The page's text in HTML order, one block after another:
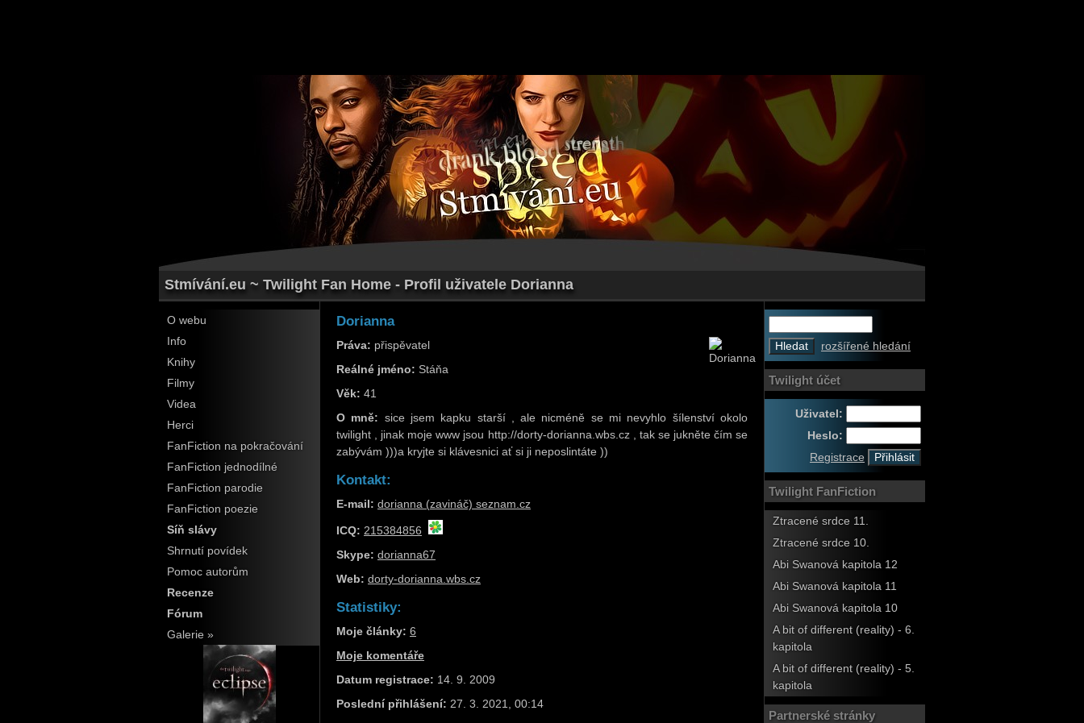
Stmívání.eu ~ Twilight Fan Home - Profil uživatele Dorianna
O webu
Info
Knihy
Filmy
Videa
Herci
FanFiction na pokračování
FanFiction jednodílné
FanFiction parodie
FanFiction poezie
Síň slávy
Shrnutí povídek
Pomoc autorům
Recenze
Fórum
Galerie »
Dorianna
Práva: přispěvatel
Reálné jméno: Stáňa
Věk: 41
O mně: sice jsem kapku starší , ale nicméně se mi nevyhlo šílenství okolo
twilight , jinak moje www jsou http://dorty-dorianna.wbs.cz , tak se jukněte čím se
zabývám )))a kryjte si klávesnici ať si ji neposlintáte ))
Kontakt:
E-mail: dorianna (zavináč) seznam.cz
ICQ: 215384856
Skype: dorianna67
Web: dorty-dorianna.wbs.cz
Statistiky:
Moje články: 6
Moje komentáře
Datum registrace: 14. 9. 2009
Poslední přihlášení: 27. 3. 2021, 00:14
rozšířené hledání
Twilight účet
Uživatel:
Heslo:
Registrace
Twilight FanFiction
Ztracené srdce 11.
Ztracené srdce 10.
Abi Swanová kapitola 12
Abi Swanová kapitola 11
Abi Swanová kapitola 10
A bit of different (reality) - 6.
kapitola
A bit of different (reality) - 5.
kapitola
Partnerské stránky